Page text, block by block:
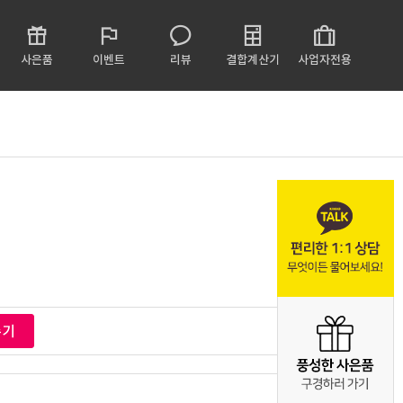
사은품 이벤트 리뷰 결합계산기 사업자전용